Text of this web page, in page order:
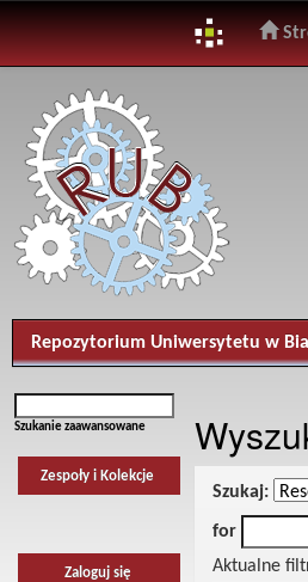
navigation
Repozytorium Uniwersytetu w
Szukanie zaawansowane
Zespoły i Kolekcje
Zaloguj się
Szukaj:
for
Aktualne